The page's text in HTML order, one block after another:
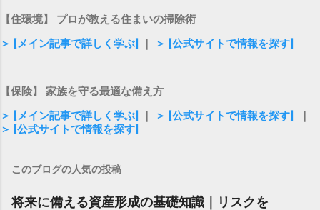
【住環境】 プロが教える住まいの掃除術
＞ [メイン記事で詳しく学ぶ]
＞ [公式サイトで情報を探す]
【保険】 家族を守る最適な備え方
＞ [メイン記事で詳しく学ぶ]
＞ [公式サイトで情報を探す]
＞ [公式サイトで情報を探す]
このブログの人気の投稿
将来に備える資産形成の基礎知識｜リスクを